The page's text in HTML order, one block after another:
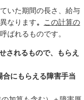
いた期間の長さ、給与
なります。
この計算の
ばれるものです。
されるもので、もらえ
にもらえる障害手当